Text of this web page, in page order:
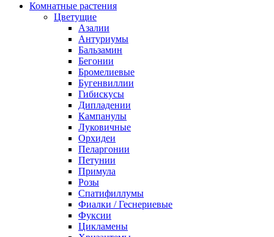
Комнатные растения
Цветущие
Азалии
Антуриумы
Бальзамин
Бегонии
Бромелиевые
Бугенвиллии
Гибискусы
Дипладении
Кампанулы
Луковичные
Орхидеи
Пеларгонии
Петунии
Примула
Розы
Спатифиллумы
Фиалки / Геснериевые
Фуксии
Цикламены